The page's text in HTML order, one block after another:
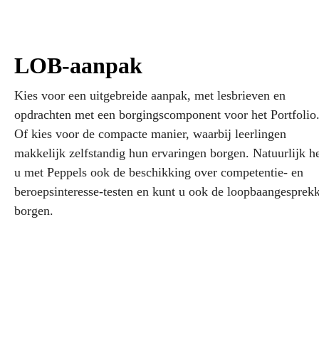
LOB-aanpak
Kies voor een uitgebreide aanpak, met lesbrieven en
opdrachten met een borgingscomponent voor het Portfolio.
Of kies voor de compacte manier, waarbij leerlingen
makkelijk zelfstandig hun ervaringen borgen. Natuurlijk
u met Peppels ook de beschikking over competentie- en
beroepsinteresse-testen en kunt u ook de
borgen.